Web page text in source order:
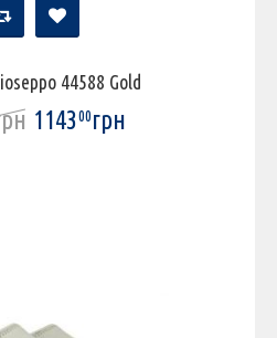
44588 Gold
114300грн